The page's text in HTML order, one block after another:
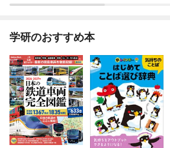
学研のおすすめ本